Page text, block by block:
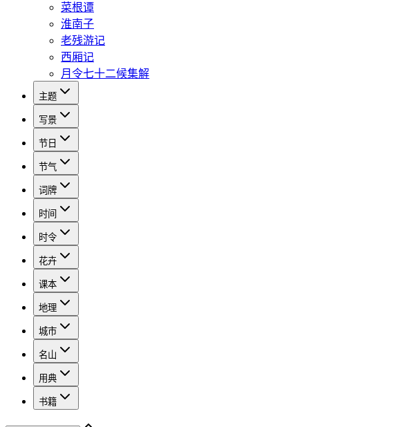
菜根谭
淮南子
老残游记
西厢记
月令七十二候集解
主题
写景
节日
节气
词牌
时间
时令
花卉
课本
地理
城市
名山
用典
书籍